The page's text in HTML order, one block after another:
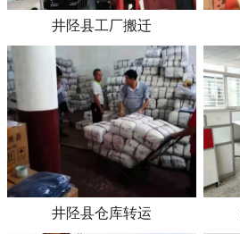
井陉县工厂搬迁
井陉县仓库转运